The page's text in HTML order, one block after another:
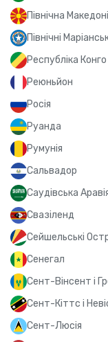
Північна
Північні
Республіка Конго
Реюньйон
Росія
Руанда
Румунія
Сальвадор
Саудівська
Свазіленд
Сейшельські
Сенегал
Сент-Вінсент і
Сент-Кіттс і
Сент-Люсія